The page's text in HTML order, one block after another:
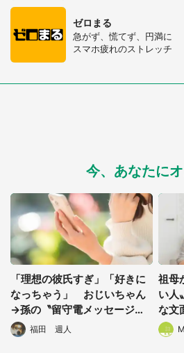
都道府選
ゼロまる
急がず、慌てず、円満に
スマホ疲れのストレッチ
今、あなたに
「理想の彼氏すぎ」「好きに
なっちゃう」 おじいちゃん
→孫の〝留守電メッセージ〟
に12万人キュン
福田 週人
祖母
い人
な文